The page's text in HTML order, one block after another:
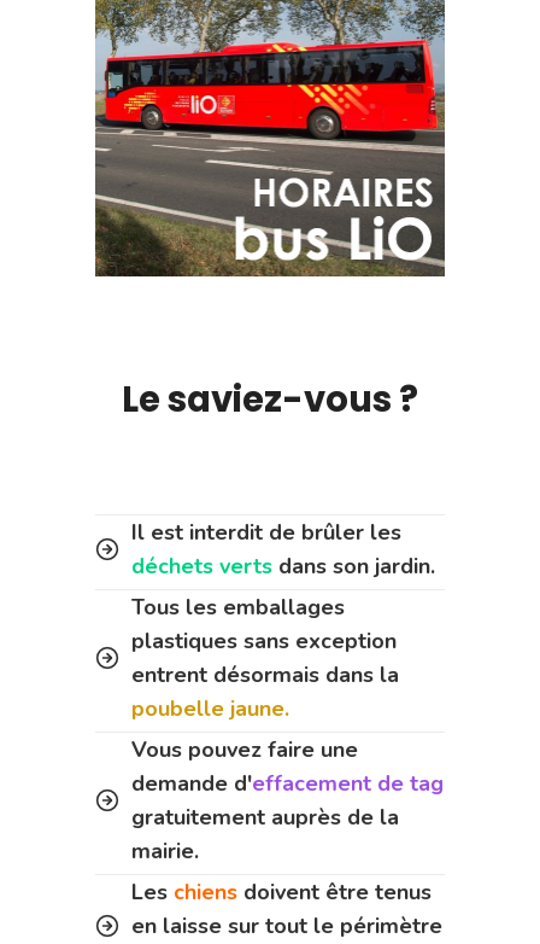
Le saviez-vous ?
Il est interdit de brûler les
déchets verts dans son jardin.
Tous les emballages
plastiques sans exception
entrent désormais dans la
poubelle jaune.
Vous pouvez faire une
demande d'effacement de tag
gratuitement auprès de la
mairie.
Les chiens doivent être tenus
en laisse sur tout le périmètre